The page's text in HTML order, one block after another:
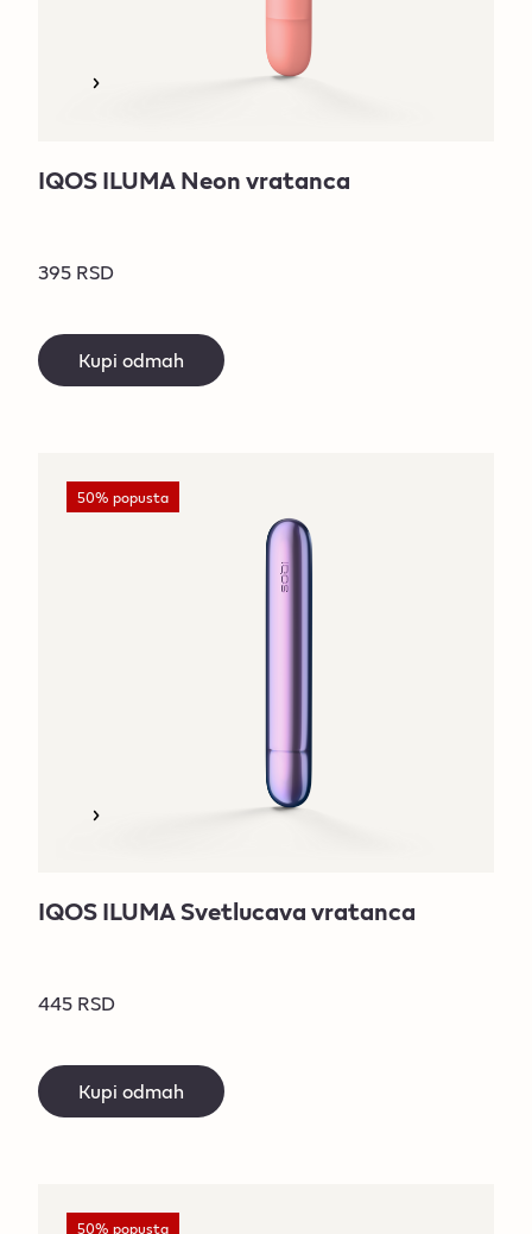
IQOS ILUMA Neon vratanca
395 RSD
Kupi odmah
50% popusta
IQOS ILUMA Svetlucava vratanca
445 RSD
Kupi odmah
50% popusta